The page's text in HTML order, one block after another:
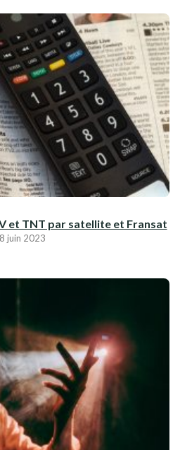
et TNT par satellite et Fransat
8 juin 2023